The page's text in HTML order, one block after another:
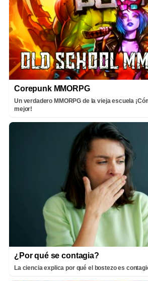
Corepunk MMORPG
Un verdadero MMORPG de la vieja escuela
mejor!
¿Por qué se contagia?
La ciencia explica por qué el bostezo es